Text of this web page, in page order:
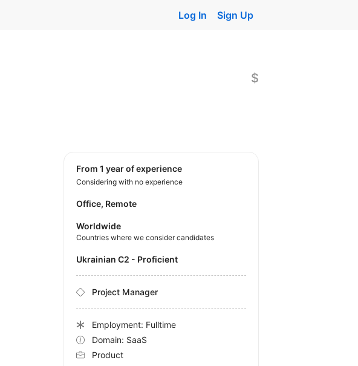
Log In Sign Up
$
from 1 year of experience
Considering with no experience
Office, Remote
Worldwide
Countries where we consider candidates
Ukrainian C2 - Proficient
Project Manager
Employment: Fulltime
Domain: SaaS
Product